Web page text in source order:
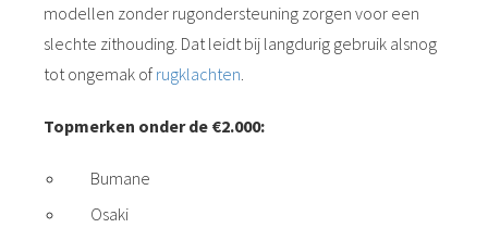
modellen zonder rugondersteuning zorgen voor een
slechte zithouding. Dat leidt bij langdurig gebruik alsnog
tot ongemak of rugklachten
Topmerken onder de €2.000:
Bumane
Osaki